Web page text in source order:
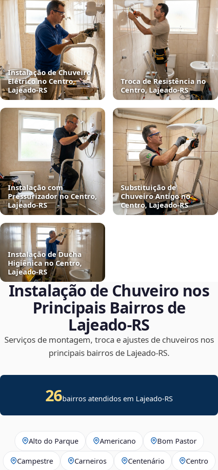
Instalação de Chuveiro
Elétrico no Centro,
Lajeado‑RS
Troca de Resistência no
Centro, Lajeado‑RS
Instalação com
Pressurizador no Centro,
Lajeado‑RS
Substituição de
Chuveiro Antigo no
Centro, Lajeado‑RS
Instalação de Ducha
Higiênica no Centro,
Lajeado‑RS
Instalação de Chuveiro nos
Principais Bairros de
Lajeado‑RS
Serviços de montagem, troca e ajustes de chuveiros nos
principais bairros de Lajeado‑RS.
26bairros atendidos em Lajeado-RS
Alto do Parque Americano Bom Pastor
Campestre Carneiros Centenário Centro